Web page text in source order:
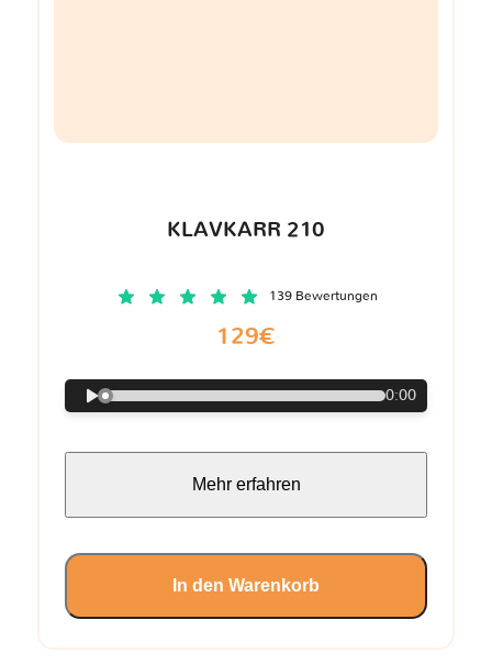
KLAVKARR 210
139 Bewertungen
129€
0:00
Mehr erfahren
In den Warenkorb